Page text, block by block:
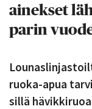
ainekset
parin
ruoka-apua
sillä